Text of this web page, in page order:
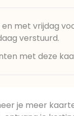
met vrijdag
verstuurd.
met deze
je meer